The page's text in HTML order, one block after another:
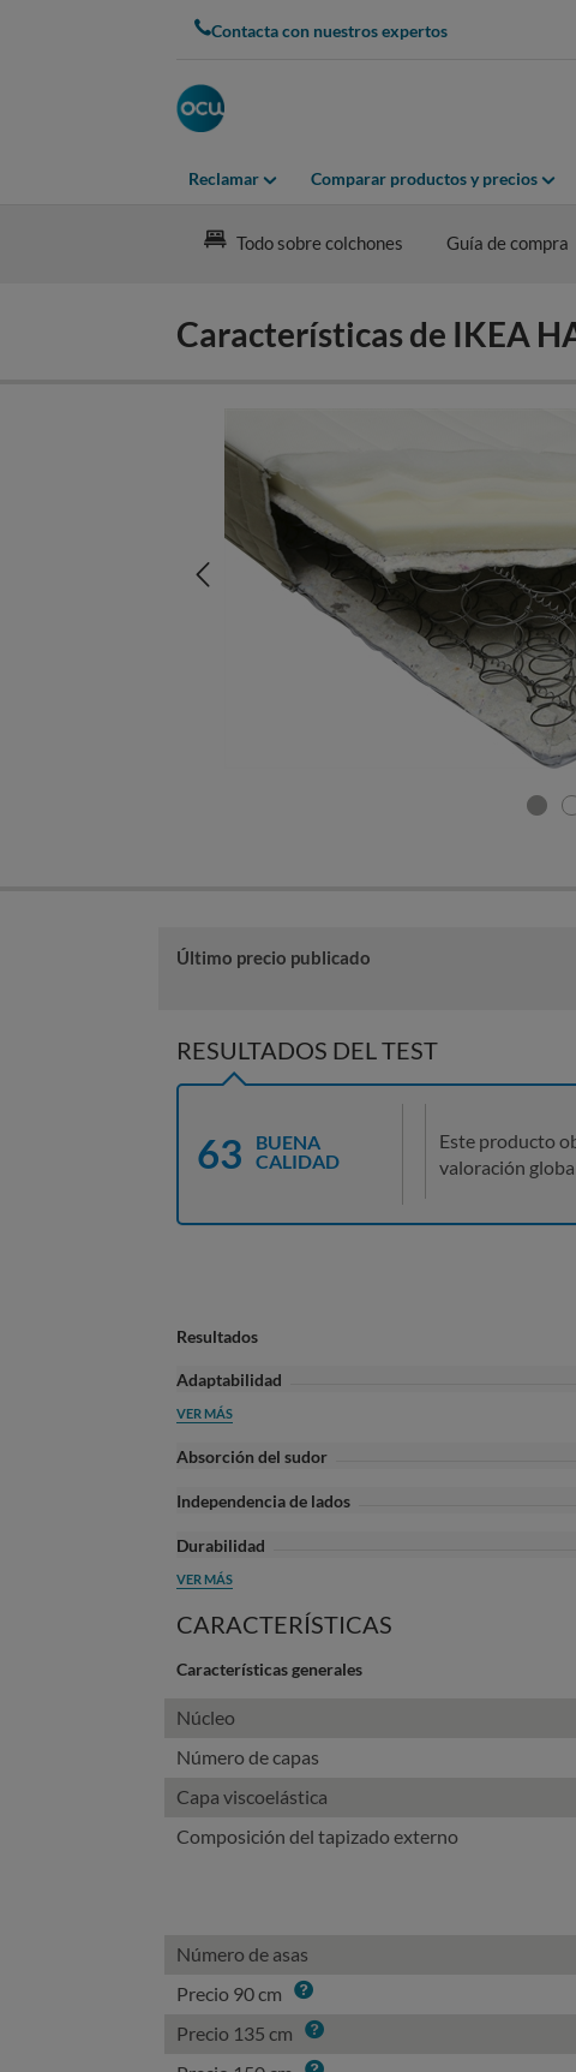
Contacta con nuestros expertos
Reclamar Comparar productos y precios
Todo sobre colchones Guía de compra
Características de IKEA
Último precio publicado
RESULTADOS DEL TEST
63
BUENA
CALIDAD
Este producto
valoración
Resultados
Adaptabilidad
VER MÁS
Absorción del sudor
Independencia de lados
Durabilidad
VER MÁS
CARACTERÍSTICAS
Características generales
Núcleo
Número de capas
Capa viscoelástica
Composición del tapizado externo
Número de asas
Precio 90 cm Info
Precio 135 cm Info